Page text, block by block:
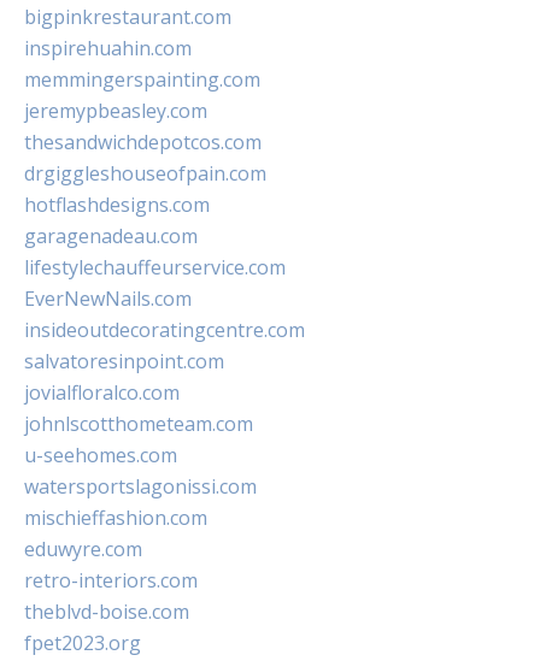
bigpinkrestaurant.com
inspirehuahin.com
memmingerspainting.com
jeremypbeasley.com
thesandwichdepotcos.com
drgiggleshouseofpain.com
hotflashdesigns.com
garagenadeau.com
lifestylechauffeurservice.com
EverNewNails.com
insideoutdecoratingcentre.com
salvatoresinpoint.com
jovialfloralco.com
johnlscotthometeam.com
u-seehomes.com
watersportslagonissi.com
mischieffashion.com
eduwyre.com
retro-interiors.com
theblvd-boise.com
fpet2023.org